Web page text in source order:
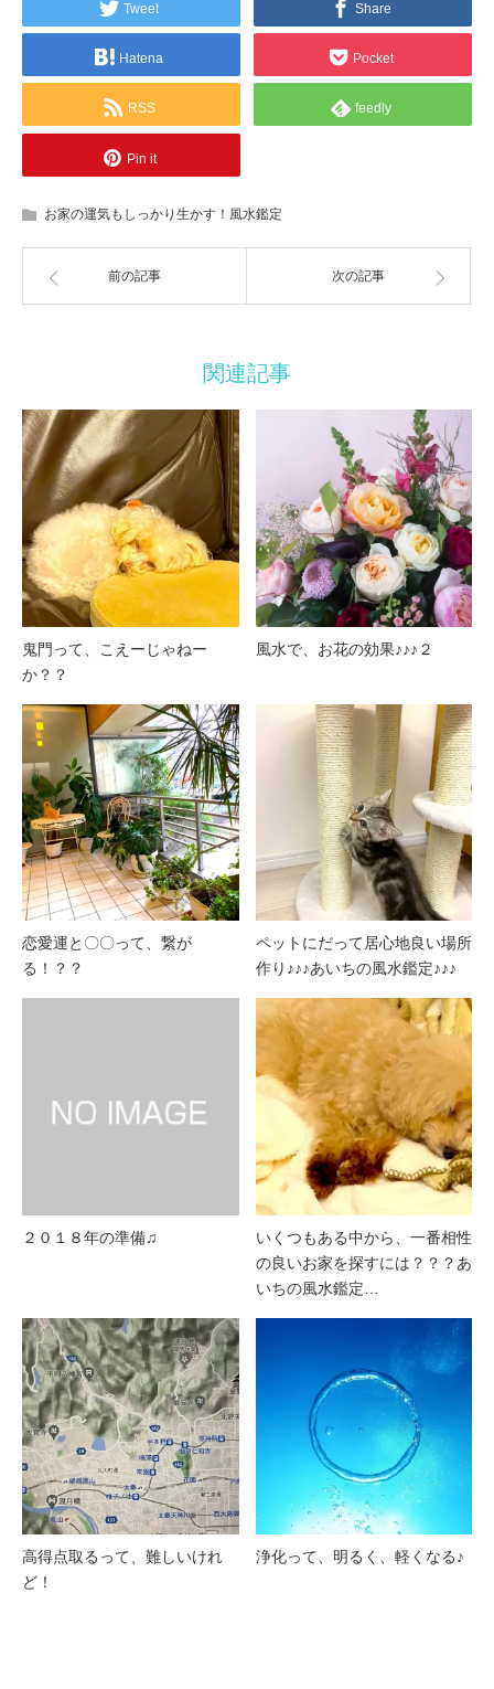
Tweet Share
Hatena Pocket
RSS feedly
Pin it
お家の運気もしっかり生かす！風水鑑定
前の記事 次の記事
関連記事
鬼門って、こえーじゃねー
か？？
風水で、お花の効果♪♪♪２
恋愛運と〇〇って、繋が
る！？？
ペットにだって居心地良い場所
作り♪♪♪あいちの風水鑑定♪♪♪
２０１８年の準備♫
いくつもある中から、一番相性
の良いお家を探すには？？？あ
いちの風水鑑定…
高得点取るって、難しいけれ
ど！
浄化って、明るく、軽くなる♪